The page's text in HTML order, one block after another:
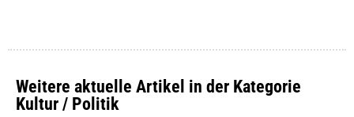
Weitere aktuelle Artikel in der Kategorie
Kultur / Politik